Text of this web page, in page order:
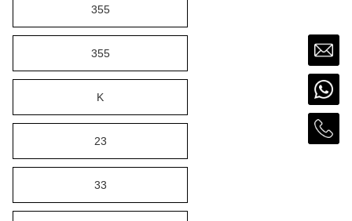
355
355
K
23
33